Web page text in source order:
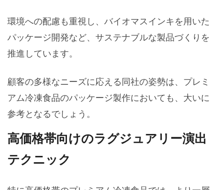
環境への配慮も重視し、バイオマスインキを用いた
パッケージ開発など、サステナブルな製品づくりを
推進しています。
顧客の多様なニーズに応える同社の姿勢は、プレミ
アム冷凍食品のパッケージ製作においても、大いに
参考となるでしょう。
高価格帯向けのラグジュアリー演出
テクニック